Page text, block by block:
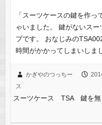
「スーツケースの鍵を作
ゃいました。 鍵がないス
プです。 おなじみの
時間がかかってしまいしま
かぎやのつっちー
ス
スーツケース TSA 鍵を無